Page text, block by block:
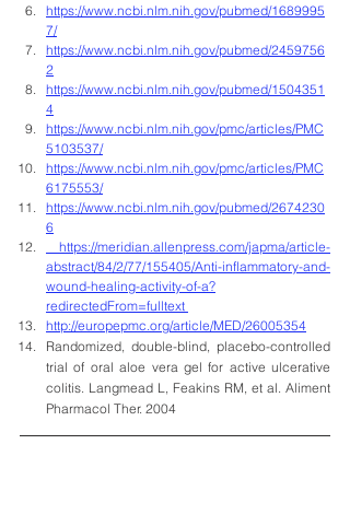
https://www.ncbi.nlm.nih.gov/pubmed/1689995
7/
https://www.ncbi.nlm.nih.gov/pubmed/2459756
2
https://www.ncbi.nlm.nih.gov/pubmed/1504351
4
https://www.ncbi.nlm.nih.gov/pmc/articles/PMC
5103537/
https://www.ncbi.nlm.nih.gov/pmc/articles/PMC
6175553/
https://www.ncbi.nlm.nih.gov/pubmed/2674230
6
abstract/84/2/77/155405/Anti-inflammatory-and-
wound-healing-activity-of-a?
redirectedFrom=fulltext
http://europepmc.org/article/MED/26005354
Randomized, double-blind, placebo-controlled
trial of oral aloe vera gel for active ulcerative
colitis. Langmead L, Feakins RM, et al. Aliment
Pharmacol Ther. 2004